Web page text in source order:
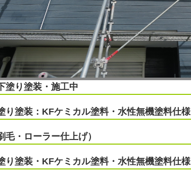
塗り塗装・施工中
り塗装：KFケミカル塗料・水性無機塗料仕様
毛・ローラー仕上げ）
り塗装・KFケミカル塗料・水性無機塗料仕様